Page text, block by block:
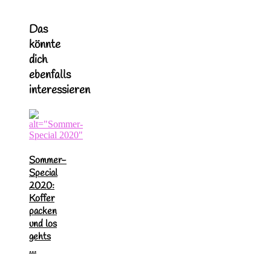
Das
könnte
dich
ebenfalls
interessieren
Sommer-
Special
2020:
Koffer
packen
und los
gehts
…